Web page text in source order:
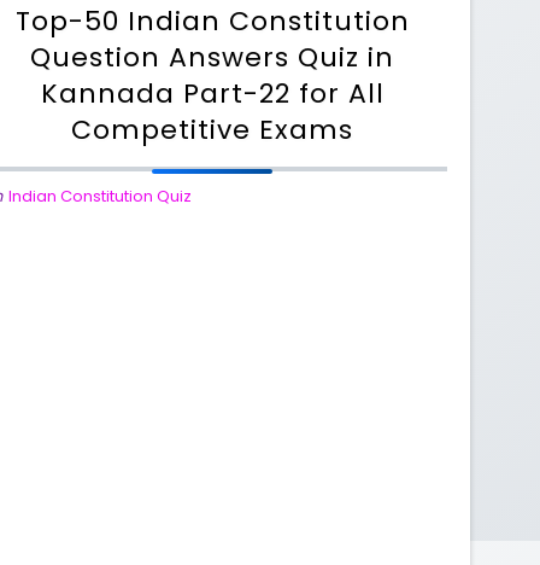
Top-50 Indian Constitution
Question Answers Quiz in
Kannada Part-22 for All
Competitive Exams
Indian Constitution Quiz